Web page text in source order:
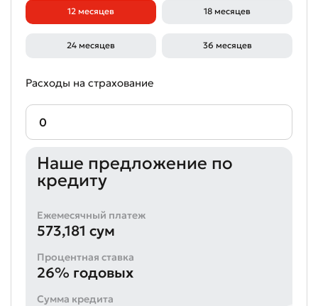
Оставить обращение
12 месяцев 18 месяцев
24 месяцев 36 месяцев
Расходы на страхование
Наше предложение по
кредиту
Ежемесячный платеж
573,181 сум
Процентная ставка
26% годовых
Сумма кредита